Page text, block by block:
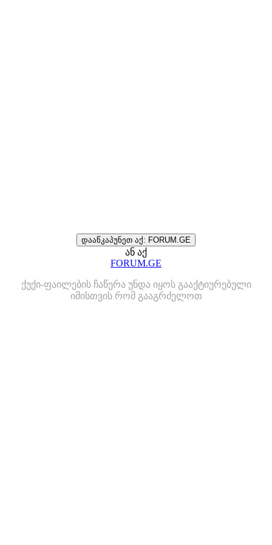
დააწკაპუნეთ აქ: FORUM.GE
ან აქ
FORUM.GE
ქუქი-ფაილების ჩაწერა უნდა იყოს გააქტიურებული
იმისთვის რომ გააგრძელოთ